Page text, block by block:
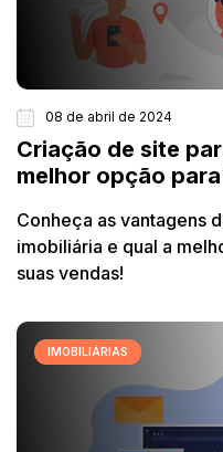
08 de abril de 2024
Criação de site
melhor opção
Conheça as vantagens
imobiliária e qual a
suas vendas!
IMOBILIÁRIAS